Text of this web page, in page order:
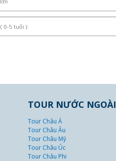
TOUR NƯỚC NGOÀI
Tour Châu Á
Tour Châu Âu
Tour Châu Mỹ
Tour Châu Úc
Tour Châu Phi